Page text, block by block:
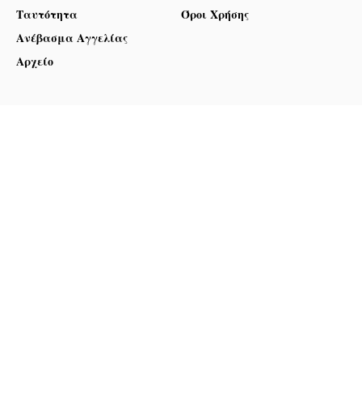
Ταυτότητα
Ανέβασμα Αγγελίας
Αρχείο
Όροι Χρήσης